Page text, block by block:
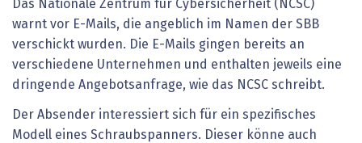
Das Nationale Zentrum für Cybersicherheit (NCSC)
warnt vor E-Mails, die angeblich im Namen der SBB
verschickt wurden. Die E-Mails gingen bereits an
verschiedene Unternehmen und enthalten jeweils eine
dringende Angebotsanfrage, wie das NCSC schreibt.
Der Absender interessiert sich für ein spezifisches
Modell eines Schraubspanners. Dieser könne auch